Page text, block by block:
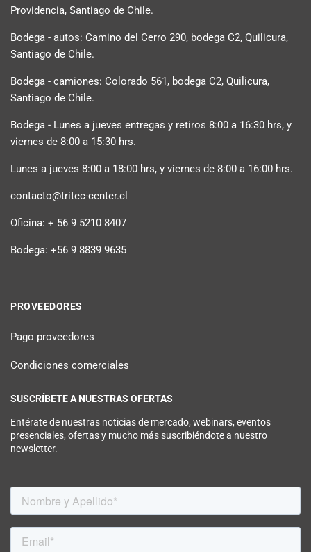
Providencia, Santiago de Chile.
Bodega - autos: Camino del Cerro 290, bodega C2, Quilicura,
Santiago de Chile.
Bodega - camiones: Colorado 561, bodega C2, Quilicura,
Santiago de Chile.
Bodega - Lunes a jueves entregas y retiros 8:00 a 16:30 hrs, y
viernes de 8:00 a 15:30 hrs.
Lunes a jueves 8:00 a 18:00 hrs, y viernes de 8:00 a 16:00 hrs.
contacto@tritec-center.cl
Oficina: + 56 9 5210 8407
Bodega: +56 9 8839 9635
PROVEEDORES
Pago proveedores
Condiciones comerciales
SUSCRÍBETE A NUESTRAS OFERTAS
Entérate de nuestras noticias de mercado, webinars, eventos
presenciales, ofertas y mucho más suscribiéndote a nuestro
newsletter.